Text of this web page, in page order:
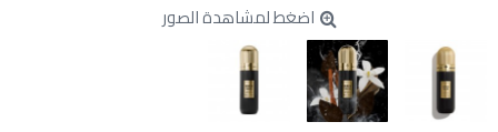
اضغط لمشاهدة الصور